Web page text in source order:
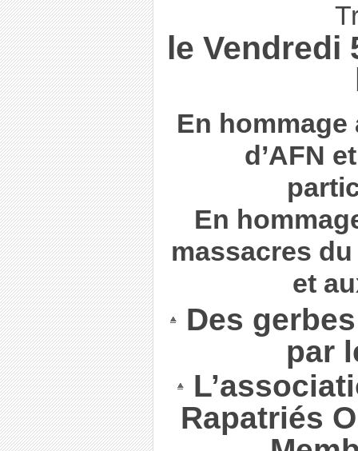
le Vendredi
En
d’AFN
En
massacres
et
Des
par
Rapatriés